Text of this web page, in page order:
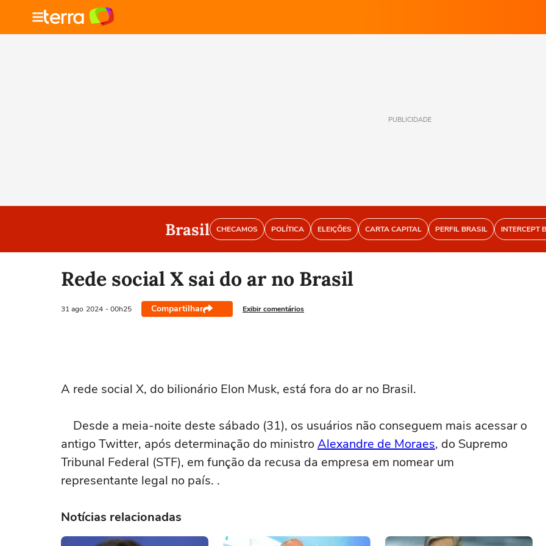
PUBLICIDADE
Brasil CHECAMOS POLÍTICA ELEIÇÕES CARTA CAPITAL PERFIL BRASIL INTERCEPT
Rede social X sai do ar no Brasil
31 ago 2024 - 00h25 Compartilhar Exibir comentários
A rede social X, do bilionário Elon Musk, está fora do ar no Brasil.
Desde a meia-noite deste sábado (31), os usuários não conseguem mais acessar o
antigo Twitter, após determinação do ministroAlexandre de Moraes, do Supremo
Tribunal Federal (STF), em função da recusa da empresa em nomear um
representante legal no país. .
Notícias relacionadas